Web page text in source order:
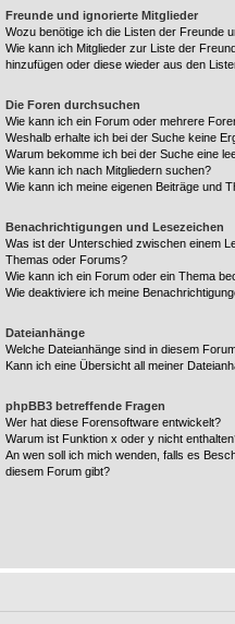
Freunde und ignorierte Mitglieder
Wozu benötige ich die Listen der Freunde
Wie kann ich Mitglieder zur Liste der
hinzufügen oder diese wieder aus den
Die Foren durchsuchen
Wie kann ich ein Forum oder mehrere
Weshalb erhalte ich bei der Suche keine
Warum bekomme ich bei der Suche eine
Wie kann ich nach Mitgliedern suchen?
Wie kann ich meine eigenen Beiträge und
Benachrichtigungen und Lesezeichen
Was ist der Unterschied zwischen einem
Themas oder Forums?
Wie kann ich ein Forum oder ein Thema
Wie deaktiviere ich meine
Dateianhänge
Welche Dateianhänge sind in diesem
Kann ich eine Übersicht all meiner
phpBB3 betreffende Fragen
Wer hat diese Forensoftware entwickelt?
Warum ist Funktion x oder y nicht
An wen soll ich mich wenden, falls es
diesem Forum gibt?